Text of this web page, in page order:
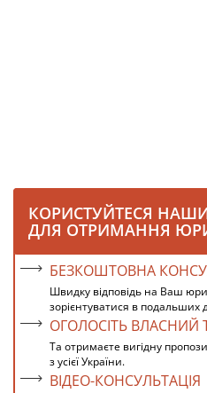
КОРИСТУЙТЕСЯ
ДЛЯ ОТРИМАННЯ
БЕЗКОШТОВНА
Швидку відповідь на Ваш
зорієнтуватися в подальших
ОГОЛОСІТЬ ВЛАСНИЙ
Та отримаєте вигідну
з усієї України.
ВІДЕО-КОНСУЛЬТАЦІЯ